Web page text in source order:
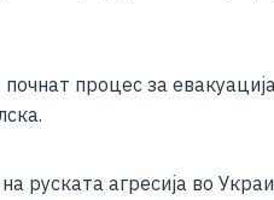
процес за
агресија во